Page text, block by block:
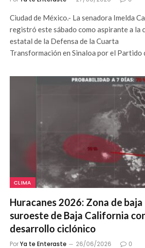
Ciudad de México.- La senadora Imelda
registró este sábado como aspirante a la
estatal de la Defensa de la Cuarta
Transformación en Sinaloa por el Partido
CLIMA
Huracanes 2026: Zona de
suroeste de Baja California
desarrollo ciclónico
PorYa te Enteraste 26/06/2026 0